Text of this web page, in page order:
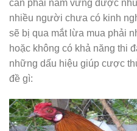
cần phải nắm vững được
nhiều người chưa có kinh
sẽ bị qua mắt lừa mua phải
hoặc không có khả năng thi
những dấu hiệu giúp cược
đề gì: